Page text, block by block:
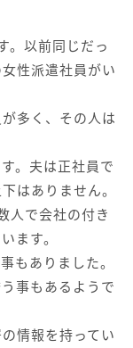
。以前同じだっ
性派遣社員がい
多く、その人は
。夫は正社員で
はありません。
人で会社の付き
ます。
もありました。
事もあるようで
情報を持ってい